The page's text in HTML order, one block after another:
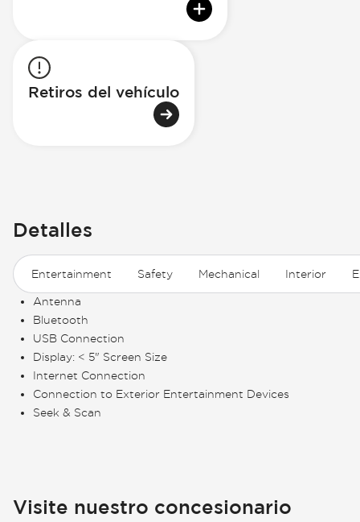
Retiros del vehículo
Detalles
Entertainment Safety Mechanical Interior
Antenna
Bluetooth
USB Connection
Display: < 5" Screen Size
Internet Connection
Connection to Exterior Entertainment Devices
Seek & Scan
Visite nuestro concesionario